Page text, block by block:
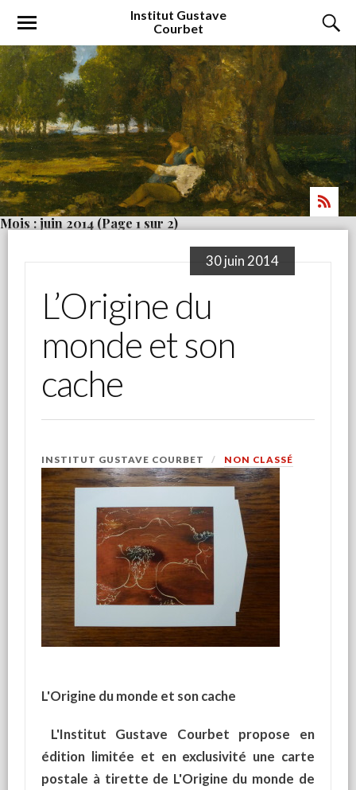
Institut Gustave
Courbet
Mois : juin 2014 (Page 1 sur 2)
30 juin 2014
L’Origine du
monde et son
cache
INSTITUT GUSTAVE COURBET NON CLASSÉ
L'Origine du monde et son cache
L'Institut Gustave Courbet propose en
édition limitée et en exclusivité une carte
postale à tirette de L'Origine du monde de